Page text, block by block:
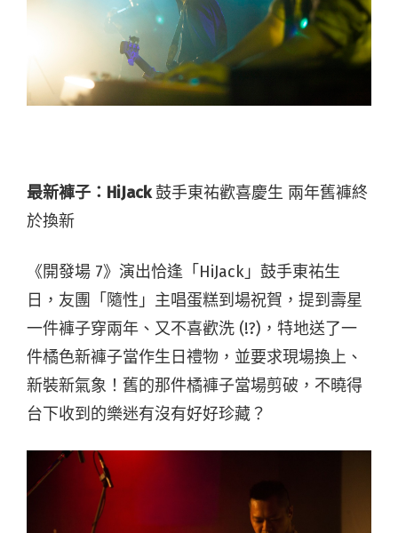
最新褲子：HiJack鼓手東祐歡喜慶生 兩年舊褲終
於換新
《開發場 7》演出恰逢「HiJack」鼓手東祐生
日，友團「隨性」主唱蛋糕到場祝賀，提到壽星
一件褲子穿兩年、又不喜歡洗 (!?)，特地送了一
件橘色新褲子當作生日禮物，並要求現場換上、
新裝新氣象！舊的那件橘褲子當場剪破，不曉得
台下收到的樂迷有沒有好好珍藏？